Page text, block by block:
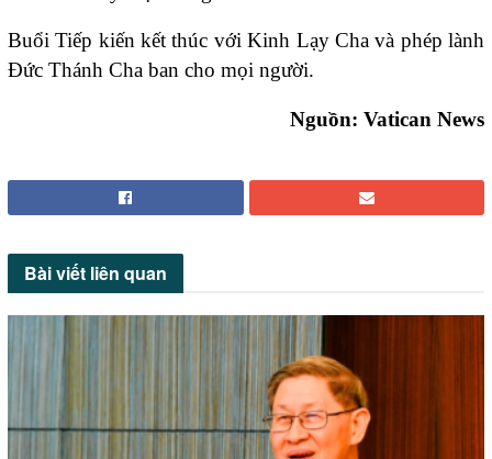
Buổi Tiếp kiến kết thúc với Kinh Lạy Cha và phép lành
Đức Thánh Cha ban cho mọi người.
Nguồn: Vatican News
Bài viết liên quan